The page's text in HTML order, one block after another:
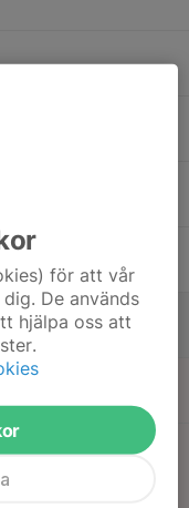
2
för att vår
De används
hjälpa oss att